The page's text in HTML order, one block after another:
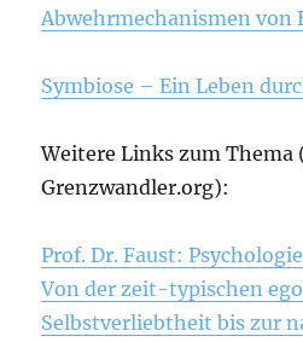
Abwehrmechanismen von
Symbiose – Ein Leben
Weitere Links zum Thema
Grenzwandler.org):
Prof. Dr. Faust:
Von der zeit-typischen
Selbstverliebtheit bis zur